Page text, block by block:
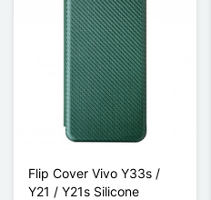
Flip Cover Vivo Y33s /
Y21 / Y21s Silicone